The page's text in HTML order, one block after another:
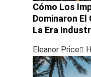
Cómo Los
Dominaron
La Era
Eleanor Price